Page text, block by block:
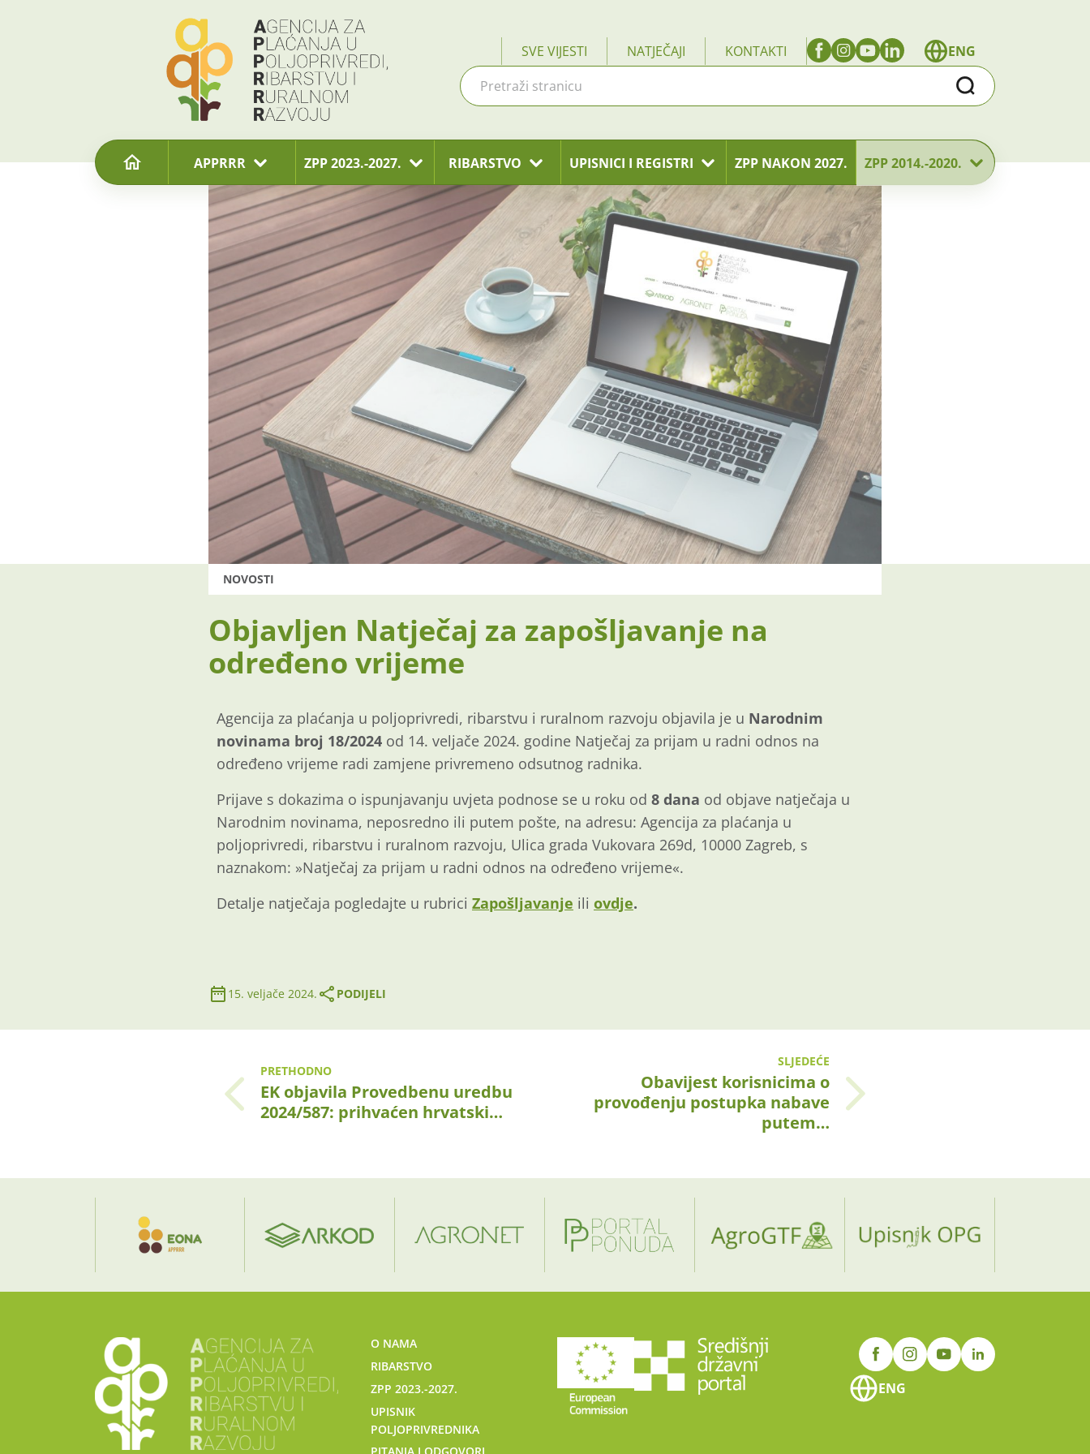
SVE VIJESTI NATJEČAJI KONTAKTI
ENG
Traži
APPRRR ZPP 2023.-2027. RIBARSTVO UPISNICI I REGISTRI ZPP NAKON 2027. ZPP 2014.-2020.
NOVOSTI
Objavljen Natječaj za zapošljavanje na
određeno vrijeme
Agencija za plaćanja u poljoprivredi, ribarstvu i ruralnom razvoju objavila je u Narodnim
novinama broj 18/2024 od 14. veljače 2024. godine Natječaj za prijam u radni odnos na
određeno vrijeme radi zamjene privremeno odsutnog radnika.
Prijave s dokazima o ispunjavanju uvjeta podnose se u roku od 8 dana od objave natječaja u
Narodnim novinama, neposredno ili putem pošte, na adresu: Agencija za plaćanja u
poljoprivredi, ribarstvu i ruralnom razvoju, Ulica grada Vukovara 269d, 10000 Zagreb, s
naznakom: »Natječaj za prijam u radni odnos na određeno vrijeme«.
Detalje natječaja pogledajte u rubrici Zapošljavanje ili ovdje.
15. veljače 2024. PODIJELI
PRETHODNO
EK objavila Provedbenu uredbu
2024/587: prihvaćen hrvatski…
SLJEDEĆE
Obavijest korisnicima o
provođenju postupka nabave
putem…
O NAMA
RIBARSTVO
ZPP 2023.-2027.
UPISNIK
POLJOPRIVREDNIKA
ENG